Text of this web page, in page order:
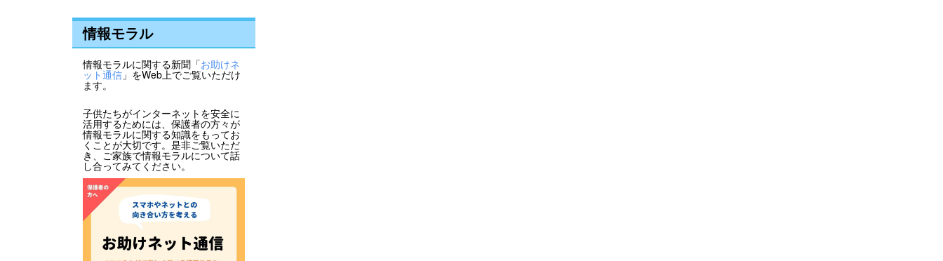
情報モラル
情報モラルに関する新聞「お助けネ
ット通信 」をWeb上でご覧いただけ
ます。
子供たちがインターネットを安全に
活用するためには、保護者の方々が
情報モラルに関する知識をもってお
くことが大切です。是非ご覧いただ
き、ご家族で情報モラルについて話
し合ってみてください。